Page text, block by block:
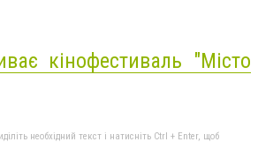
кінофестиваль "Місто
необхідний текст і натисніть Ctrl + Enter, щоб